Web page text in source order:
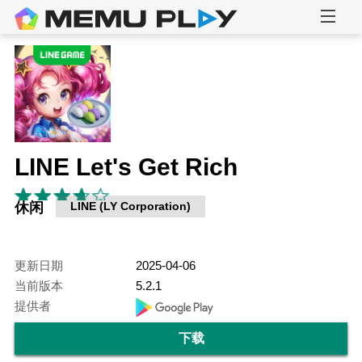
LINE Let's Get Rich
休闲 LINE (LY Corporation)
更新日期
2025-04-06
当前版本
5.2.1
提供者
下载